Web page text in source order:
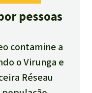
pessoas
contamine a
o Virunga e
Réseau